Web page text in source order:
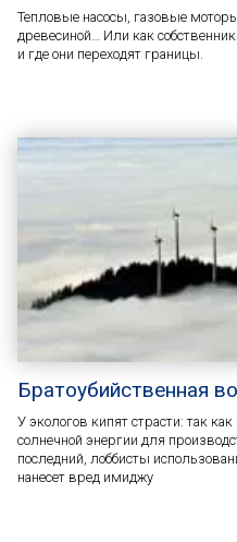
Тепловые насосы, газовые
древесиной… Или как
и где они переходят границы.
Братоубийственная
У экологов кипят страсти: так
солнечной энергии для
последний, лоббисты
нанесет вред имиджу